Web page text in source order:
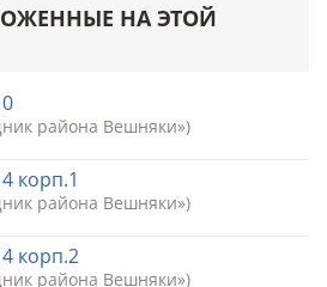
НА ЭТОЙ
района Вешняки»)
корп.1
района Вешняки»)
корп.2
района Вешняки»)